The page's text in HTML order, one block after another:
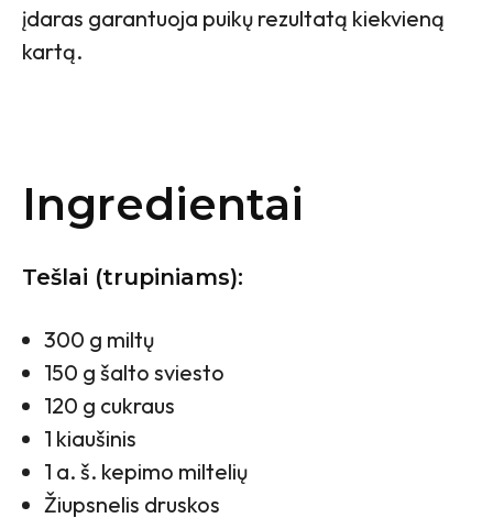
įdaras garantuoja puikų rezultatą kiekvieną
kartą.
Ingredientai
Tešlai (trupiniams):
300 g miltų
150 g šalto sviesto
120 g cukraus
1 kiaušinis
1 a. š. kepimo miltelių
Žiupsnelis druskos